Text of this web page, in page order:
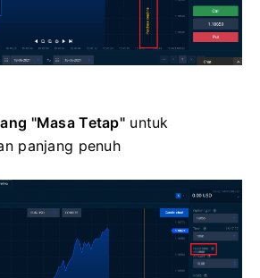
"Masa Tetap"untuk
panjang penuh